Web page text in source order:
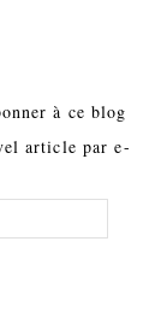
à ce blog
article par e-